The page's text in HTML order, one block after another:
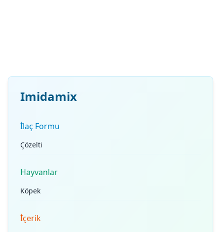
Imidamix
İlaç Formu
Çözelti
Hayvanlar
Köpek
İçerik